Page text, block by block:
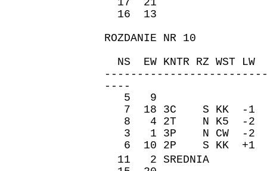
17 21 100
16 13 300
ROZDANIE NR 10
NS EW KNTR RZ WST
----
5 9 140
7 18 3C S KK -1
8 4 2T N K5 -2
3 1 3P N CW -2
6 10 2P S KK
11 2 SREDNIA